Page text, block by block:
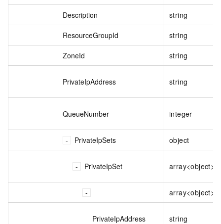
Description string
ResourceGroupId string
ZoneId string
PrivateIpAddress string
QueueNumber integer
PrivateIpSets object
PrivateIpSet array<object>
array<object>
PrivateIpAddress string